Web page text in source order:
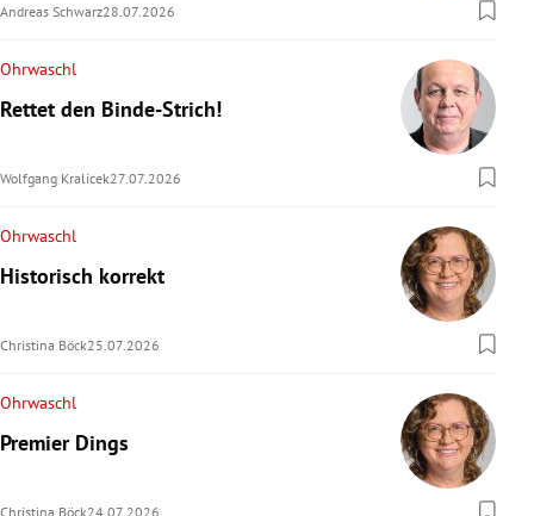
Andreas Schwarz28.07.2026
Ohrwaschl
Rettet den Binde-Strich!
Wolfgang Kralicek27.07.2026
Ohrwaschl
Historisch korrekt
Christina Böck25.07.2026
Ohrwaschl
Premier Dings
Christina Böck24.07.2026